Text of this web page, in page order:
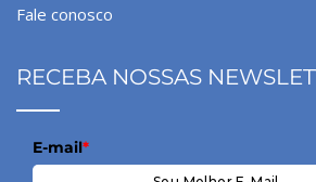
Fale conosco
RECEBA NOSSAS
E-mail*